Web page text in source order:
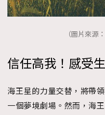
（圖片來源
信任高我！感受
海王星的力量交替，將帶
一個夢境劇場。然而，海